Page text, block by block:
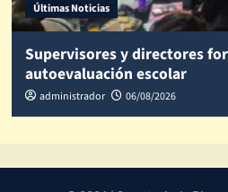
Últimas Noticias
Supervisores y directores
autoevaluación escolar
administrador 06/08/2026